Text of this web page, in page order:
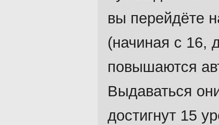
вы перейдёте
(начиная с 16,
повышаются
Выдаваться
достигнут 15